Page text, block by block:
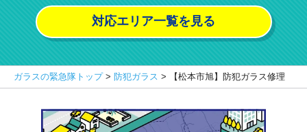
対応エリア一覧を見る
ガラスの緊急隊トップ> 防犯ガラス > 【松本市旭】防犯ガラス修理